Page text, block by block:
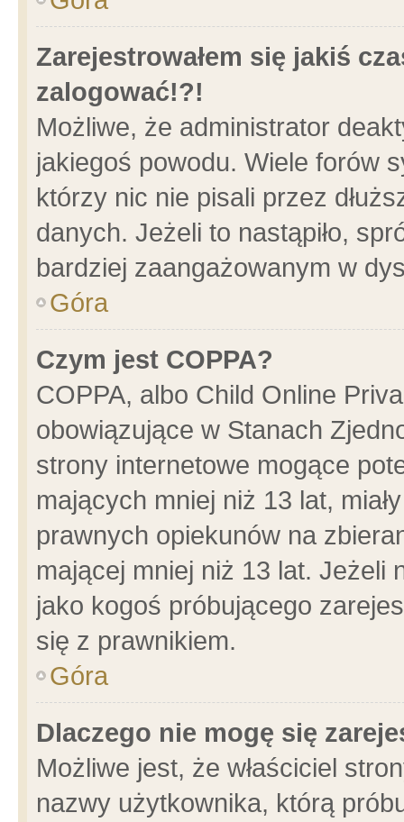
Zarejestrowałem się jakiś
zalogować!?!
Możliwe, że administrator
jakiegoś powodu. Wiele forów
którzy nic nie pisali przez
danych. Jeżeli to nastąpiło,
bardziej zaangażowanym w
Góra
Czym jest COPPA?
COPPA, albo Child Online
obowiązujące w Stanach
strony internetowe mogące
mających mniej niż 13 lat,
prawnych opiekunów na
mającej mniej niż 13 lat. Jeżeli
jako kogoś próbującego
się z prawnikiem.
Góra
Dlaczego nie mogę się
Możliwe jest, że właściciel
nazwy użytkownika, którą